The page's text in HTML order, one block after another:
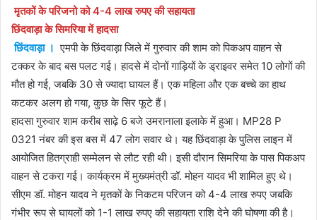
मृतकों के परिजनो को 4-4 लाख रुपए की सहायता
छिंदवाड़ा के सिमरिया में हादसा
छिंदवाड़ा । एमपी के छिंदवाड़ा जिले में गुरुवार की शाम को पिकअप वाहन से
टक्कर के बाद बस पलट गई। हादसे में दोनों गाड़ियों के ड्राइवर समेत 10 लोगों की
मौत हो गई, जबकि 30 से ज्यादा घायल हैं। एक महिला और एक बच्चे का हाथ
कटकर अलग हो गया, कुछ के सिर फूटे हैं।
हादसा गुरुवार शाम करीब साढ़े 6 बजे उमरानाला इलाके में हुआ। MP28 P
0321 नंबर की इस बस में 47 लोग सवार थे। यह छिंदवाड़ा के पुलिस लाइन में
आयोजित हितग्राही सम्मेलन से लौट रही थी। इसी दौरान सिमरिया के पास पिकअप
वाहन से टकरा गई। कार्यक्रम में मुख्यमंत्री डॉ. मोहन यादव भी शामिल हुए थे।
सीएम डॉ. मोहन यादव ने मृतकों के निकटम परिजन को 4-4 लाख रुपए जबकि
गंभीर रूप से घायलों को 1-1 लाख रुपए की सहायता राशि देने की घोषणा की है।